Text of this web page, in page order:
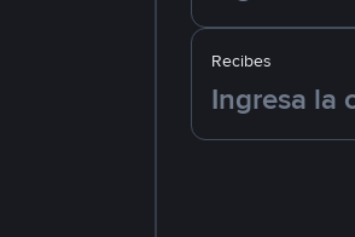
Recibes